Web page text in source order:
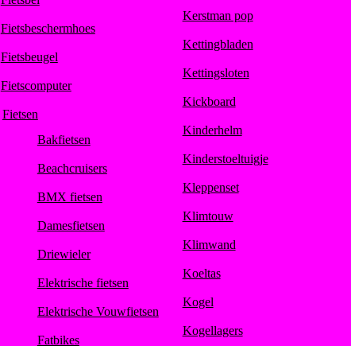
Fietsbeschermhoes
Fietsbeugel
Fietscomputer
Fietsen
Bakfietsen
Beachcruisers
BMX fietsen
Damesfietsen
Driewieler
Elektrische fietsen
Elektrische Vouwfietsen
Fatbikes
Kerstman pop
Kettingbladen
Kettingsloten
Kickboard
Kinderhelm
Kinderstoeltuigje
Kleppenset
Klimtouw
Klimwand
Koeltas
Kogel
Kogellagers